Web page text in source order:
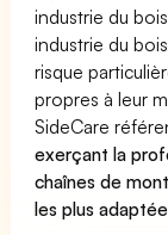
industrie du
industrie du
risque
propres à leur
SideCare
exerçant la
chaînes de
les plus